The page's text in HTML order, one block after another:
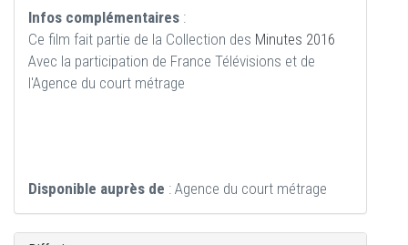
Infos complémentaires :
Ce film fait partie de la Collection des Minutes 2016
Avec la participation de France Télévisions et de
l'Agence du court métrage
Disponible auprès de : Agence du court métrage